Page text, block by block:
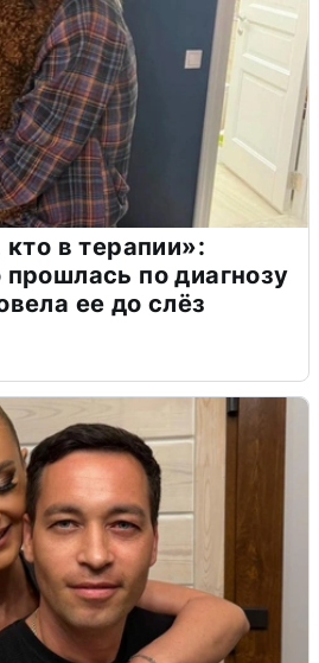
в терапии»:
по диагнозу
ее до слёз